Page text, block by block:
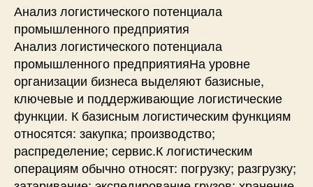
Анализ логистического потенциала
промышленного предприятия
Анализ логистического потенциала
промышленного предприятияНа уровне
организации бизнеса выделяют базисные,
ключевые и поддерживающие логистические
функции. К базисным логистическим функциям
относятся: закупка; производство;
распределение; сервис.К логистическим
операциям обычно относят: погрузку; разгрузку;